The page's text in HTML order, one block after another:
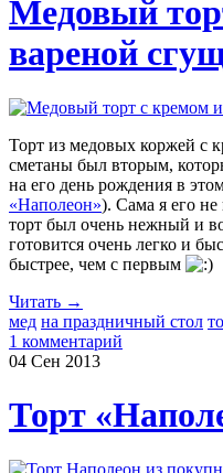
Медовый
вареной
Торт из медовых коржей с
сметаны был вторым,
на его день рождения в
«Наполеон»). Сама я его не
торт был очень нежный и
готовится очень легко и
быстрее, чем с первым
Читать →
мед на праздничный стол
1 комментарий
04 Сен 2013
Торт